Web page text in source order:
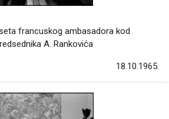
francuskog ambasadora kod
A. Rankovića
18.10.1965.